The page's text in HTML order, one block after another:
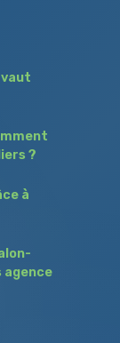
vaut
?
à
agence